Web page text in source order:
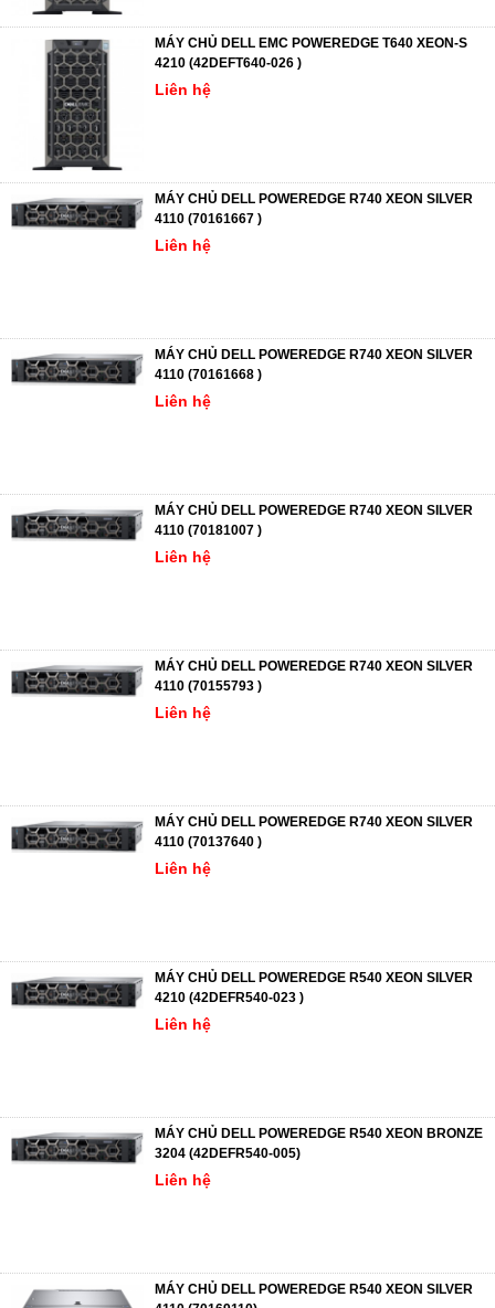
MÁY CHỦ DELL EMC POWEREDGE T640 XEON-S
4210 (42DEFT640-026 )
Liên hệ
MÁY CHỦ DELL POWEREDGE R740 XEON SILVER
4110 (70161667 )
Liên hệ
MÁY CHỦ DELL POWEREDGE R740 XEON SILVER
4110 (70161668 )
Liên hệ
MÁY CHỦ DELL POWEREDGE R740 XEON SILVER
4110 (70181007 )
Liên hệ
MÁY CHỦ DELL POWEREDGE R740 XEON SILVER
4110 (70155793 )
Liên hệ
MÁY CHỦ DELL POWEREDGE R740 XEON SILVER
4110 (70137640 )
Liên hệ
MÁY CHỦ DELL POWEREDGE R540 XEON SILVER
4210 (42DEFR540-023 )
Liên hệ
MÁY CHỦ DELL POWEREDGE R540 XEON BRONZE
3204 (42DEFR540-005)
Liên hệ
MÁY CHỦ DELL POWEREDGE R540 XEON SILVER